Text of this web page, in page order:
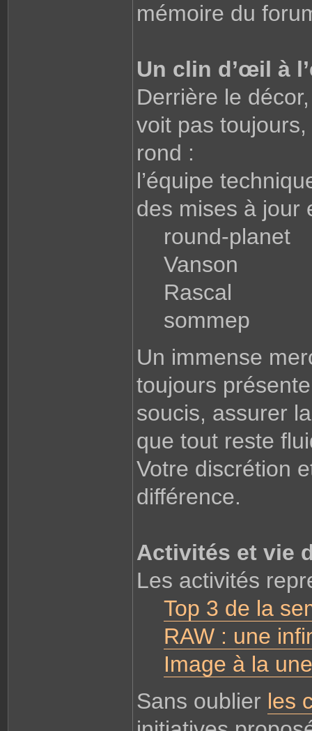
mémoire du
Un clin d’œil à
Derrière le
voit pas
rond :
l’équipe
des mises à jour
round-planet
Vanson
Rascal
sommep
Un immense
toujours
soucis, assurer
que tout reste
Votre discrétion
différence.
Activités et vie
Les activités
Top 3 de la
RAW : une
Image à la une
Sans oublier les